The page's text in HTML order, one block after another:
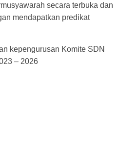
secara terbuka dan
mendapatkan predikat
kepengurusan Komite SDN
– 2026